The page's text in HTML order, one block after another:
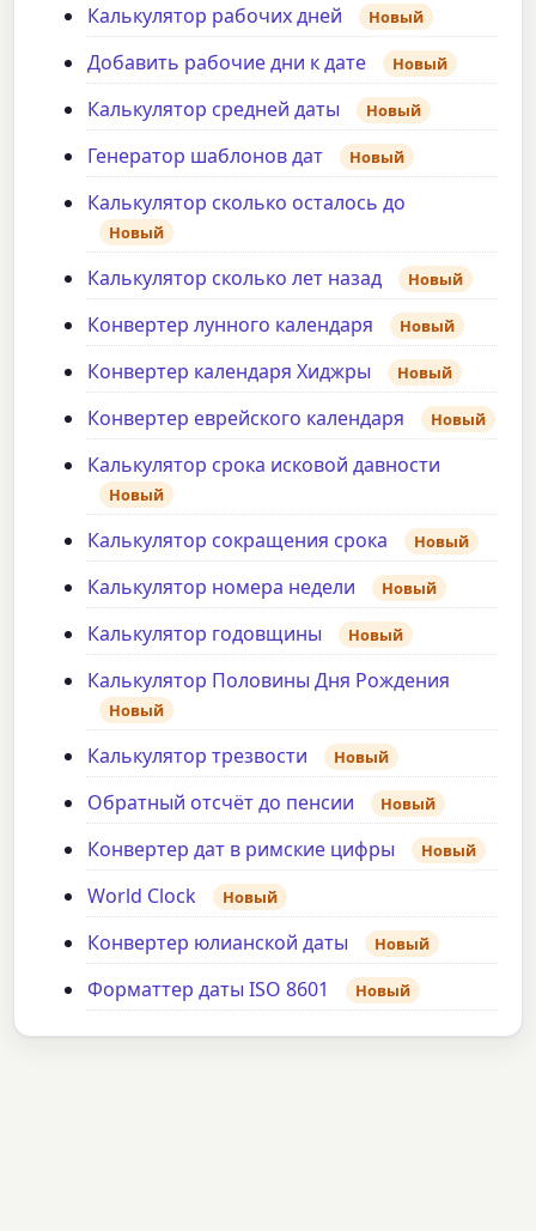
Калькулятор рабочих дней Новый
Добавить рабочие дни к дате Новый
Калькулятор средней даты Новый
Генератор шаблонов дат Новый
Калькулятор сколько осталось до
Новый
Калькулятор сколько лет назад Новый
Конвертер лунного календаря Новый
Конвертер календаря Хиджры Новый
Конвертер еврейского календаря Новый
Калькулятор срока исковой давности
Новый
Калькулятор сокращения срока Новый
Калькулятор номера недели Новый
Калькулятор годовщины Новый
Калькулятор Половины Дня Рождения
Новый
Калькулятор трезвости Новый
Обратный отсчёт до пенсии Новый
Конвертер дат в римские цифры Новый
World Clock Новый
Конвертер юлианской даты Новый
Форматтер даты ISO 8601 Новый